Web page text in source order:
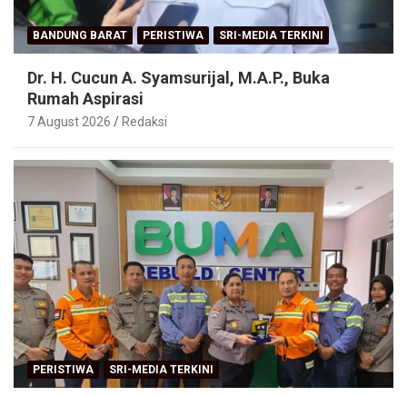
BANDUNG BARAT PERISTIWA SRI-MEDIA TERKINI
Dr. H. Cucun A. Syamsurijal, M.A.P., Buka
Rumah Aspirasi
7 August 2026 Redaksi
PERISTIWA SRI-MEDIA TERKINI